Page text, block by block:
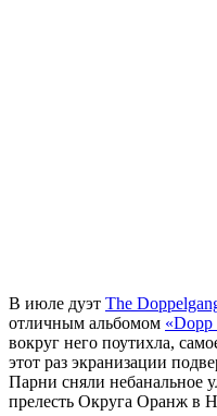
В июле дуэт The
отличным альбомом «Dopp
вокруг него поутихла,
этот раз экранизации
Парни сняли небанальное
прелесть Округа Оранж в